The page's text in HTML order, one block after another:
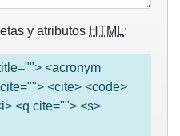
y atributos HTML:
<acronym
<cite> <code>
<q cite=""> <s>